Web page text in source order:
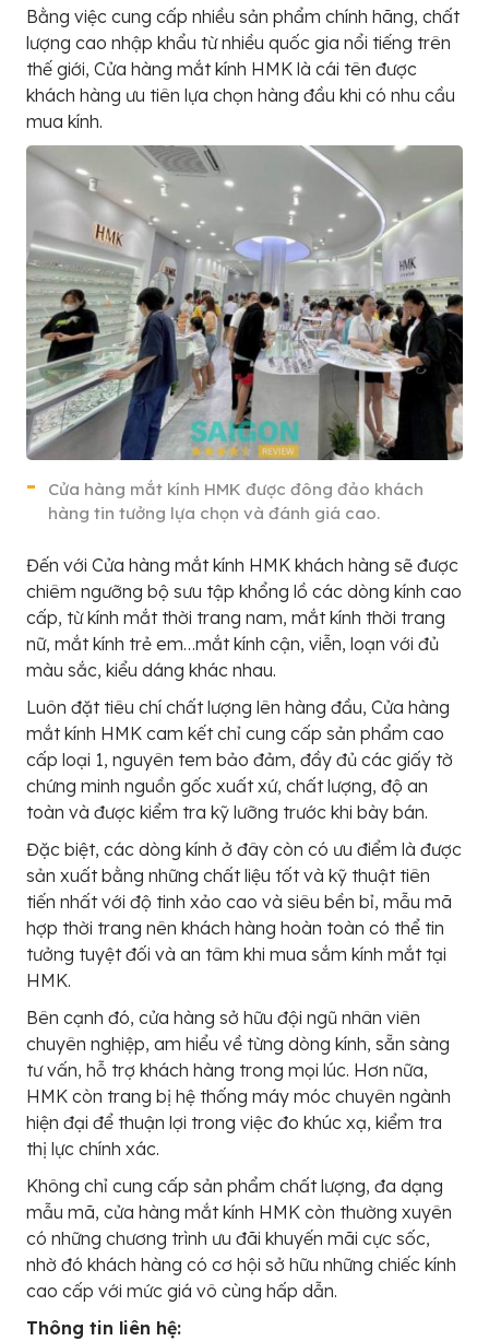
Bằng việc cung cấp nhiều sản phẩm chính hãng, chất
lượng cao nhập khẩu từ nhiều quốc gia nổi tiếng trên
thế giới, Cửa hàng mắt kính HMK là cái tên được
khách hàng ưu tiên lựa chọn hàng đầu khi có nhu cầu
mua kính.
Cửa hàng mắt kính HMK được đông đảo khách
hàng tin tưởng lựa chọn và đánh giá cao.
Đến với Cửa hàng mắt kính HMK khách hàng sẽ được
chiêm ngưỡng bộ sưu tập khổng lồ các dòng kính cao
cấp, từ kính mắt thời trang nam, mắt kính thời trang
nữ, mắt kính trẻ em…mắt kính cận, viễn, loạn với đủ
màu sắc, kiểu dáng khác nhau.
Luôn đặt tiêu chí chất lượng lên hàng đầu, Cửa hàng
mắt kính HMK cam kết chỉ cung cấp sản phẩm cao
cấp loại 1, nguyên tem bảo đảm, đầy đủ các giấy tờ
chứng minh nguồn gốc xuất xứ, chất lượng, độ an
toàn và được kiểm tra kỹ lưỡng trước khi bày bán.
Đặc biệt, các dòng kính ở đây còn có ưu điểm là được
sản xuất bằng những chất liệu tốt và kỹ thuật tiên
tiến nhất với độ tinh xảo cao và siêu bền bỉ, mẫu mã
hợp thời trang nên khách hàng hoàn toàn có thể tin
tưởng tuyệt đối và an tâm khi mua sắm kính mắt tại
HMK.
Bên cạnh đó, cửa hàng sở hữu đội ngũ nhân viên
chuyên nghiệp, am hiểu về từng dòng kính, sẵn sàng
tư vấn, hỗ trợ khách hàng trong mọi lúc. Hơn nữa,
HMK còn trang bị hệ thống máy móc chuyên ngành
hiện đại để thuận lợi trong việc đo khúc xạ, kiểm tra
thị lực chính xác.
Không chỉ cung cấp sản phẩm chất lượng, đa dạng
mẫu mã, cửa hàng mắt kính HMK còn thường xuyên
có những chương trình ưu đãi khuyến mãi cực sốc,
nhờ đó khách hàng có cơ hội sở hữu những chiếc kính
cao cấp với mức giá vô cùng hấp dẫn.
Thông tin liên hệ: